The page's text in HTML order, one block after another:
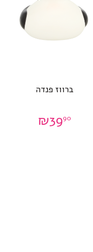
ברווז פנדה
₪3990